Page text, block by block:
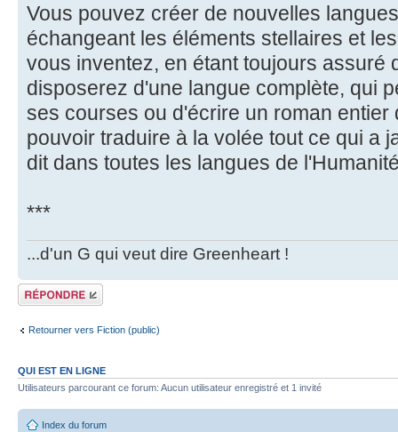
Vous pouvez créer de nouvelles
échangeant les éléments stellaires et
vous inventez, en étant toujours assuré
disposerez d'une langue complète, qui
ses courses ou d'écrire un roman entier
pouvoir traduire à la volée tout ce qui a
dit dans toutes les langues de
***
...d'un G qui veut dire Greenheart !
Répondre
Retourner vers Fiction (public)
QUI EST EN LIGNE
Utilisateurs parcourant ce forum: Aucun utilisateur enregistré et 1 invité
Index du forum